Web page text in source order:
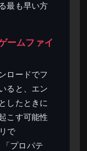
最も早い方
ムファイ
ロードでフ
ると、エン
したときに
こす可能性
で
プロパテ